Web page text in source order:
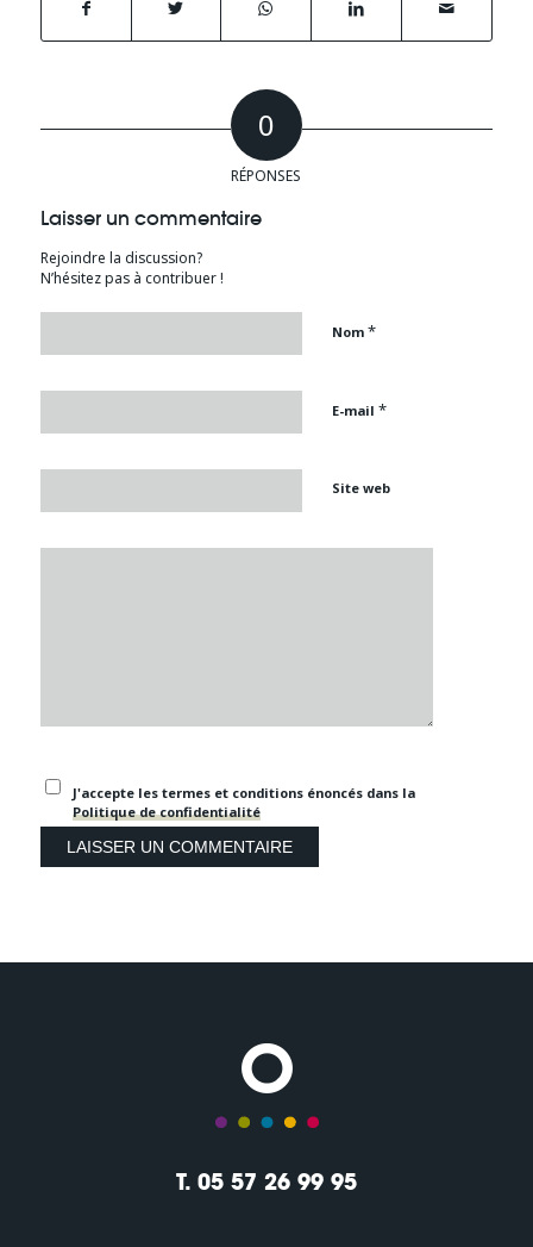
0
RÉPONSES
Laisser un commentaire
Rejoindre la discussion?
N’hésitez pas à contribuer !
Nom *
E-mail *
Site web
J'accepte les termes et conditions énoncés dans la
Politique de confidentialité
T. 05 57 26 99 95